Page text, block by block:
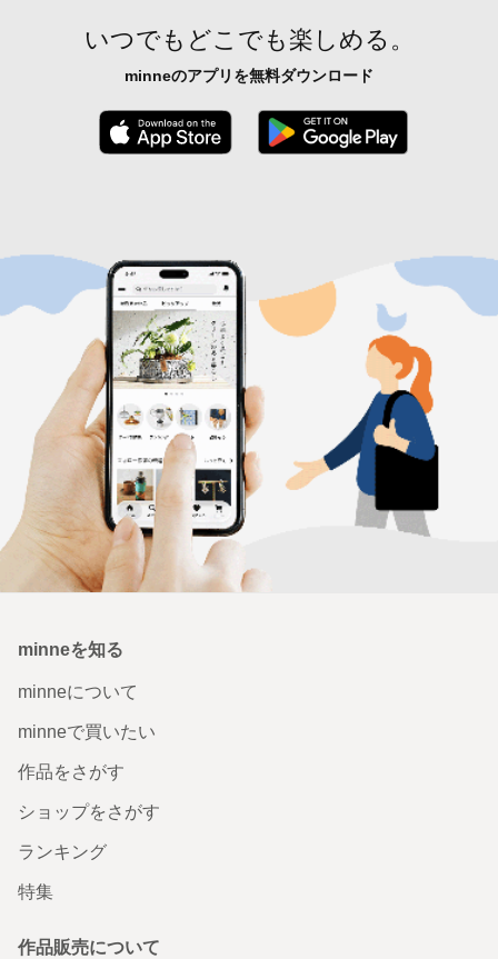
いつでもどこでも楽しめる。
minneのアプリを無料ダウンロード
App Store からダウンロード
minneを知る
minneについて
minneで買いたい
作品をさがす
ショップをさがす
ランキング
特集
作品販売について